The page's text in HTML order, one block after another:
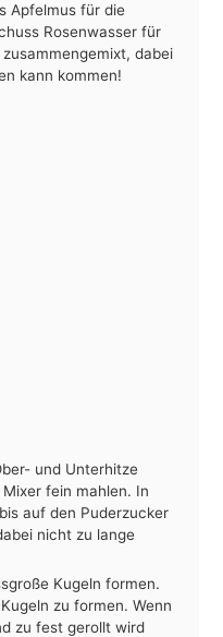
Apfelmus für die
Rosenwasser für
dabei
kann kommen!
und Unterhitze
fein mahlen. In
auf den Puderzucker
nicht zu lange
Kugeln formen.
zu formen. Wenn
zu fest gerollt wird